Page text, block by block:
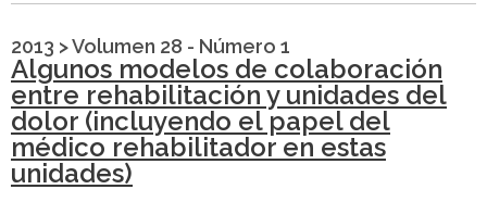
2013 >Volumen 28 - Número 1
Algunos modelos de colaboración
entre rehabilitación y unidades del
dolor (incluyendo el papel del
médico rehabilitador en estas
unidades)